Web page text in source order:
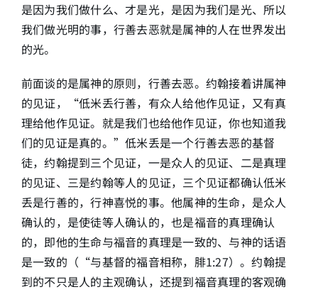
是因为我们做什么、才是光，是因为我们是光、所以
我们做光明的事，行善去恶就是属神的人在世界发出
的光。
前面谈的是属神的原则，行善去恶。约翰接着讲属神
的见证，“低米丢行善，有众人给他作见证，又有真
理给他作见证。就是我们也给他作见证，你也知道我
们的见证是真的。”低米丢是一个行善去恶的基督
徒，约翰提到三个见证，一是众人的见证、二是真理
的见证、三是约翰等人的见证，三个见证都确认低米
丢是行善的，行神喜悦的事。他属神的生命，是众人
确认的，是使徒等人确认的，也是福音的真理确认
的，即他的生命与福音的真理是一致的、与神的话语
是一致的（“与基督的福音相称，腓1:27）。约翰提
到的不只是人的主观确认，还提到福音真理的客观确